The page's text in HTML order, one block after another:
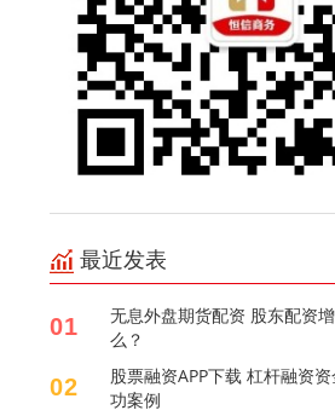
最近发表
01
无息外盘期货配资 股东配资
么？
02
股票融资APP下载 杠杆融资
功案例